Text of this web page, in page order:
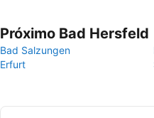
Próximo Bad Hersfeld
Bad Salzungen
Erfurt